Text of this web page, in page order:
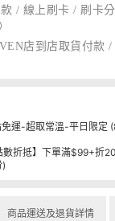
/ 線上刷卡 / 刷卡
店到店取貨付款
運-超取常溫-平日限定
數折抵】下單滿$99+折
商品運送及退貨詳情